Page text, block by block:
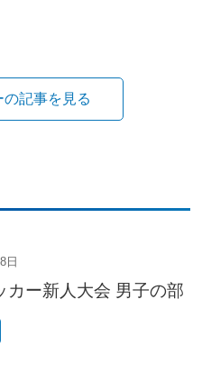
記事を見る
日
カー新人大会 男子の部